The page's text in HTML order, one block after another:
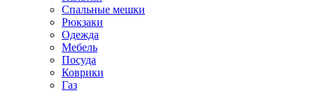
Спальные мешки
Рюкзаки
Одежда
Мебель
Посуда
Коврики
Газ